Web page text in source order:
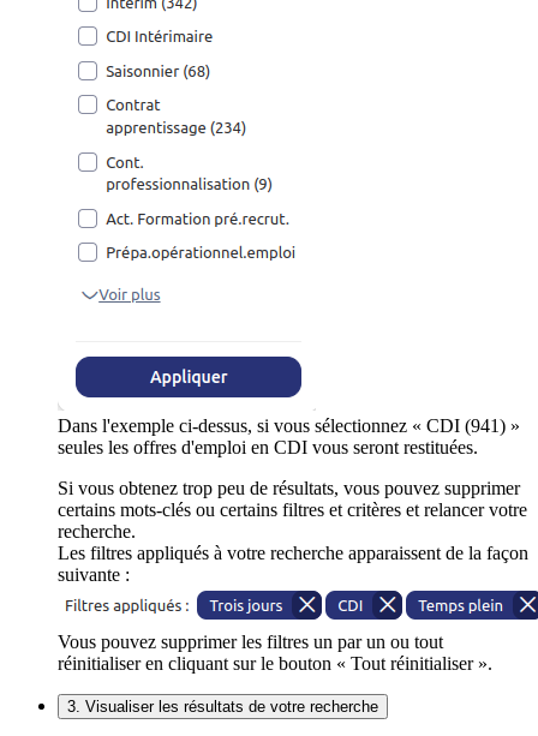
Dans l'exemple ci-dessus, si vous sélectionnez « CDI (941) »
seules les offres d'emploi en CDI vous seront restituées.
Si vous obtenez trop peu de résultats, vous pouvez supprimer
certains mots-clés ou certains filtres et critères et relancer votre
recherche.
Les filtres appliqués à votre recherche apparaissent de la façon
suivante :
Vous pouvez supprimer les filtres un par un ou tout
réinitialiser en cliquant sur le bouton « Tout réinitialiser ».
3. Visualiser les résultats de votre recherche